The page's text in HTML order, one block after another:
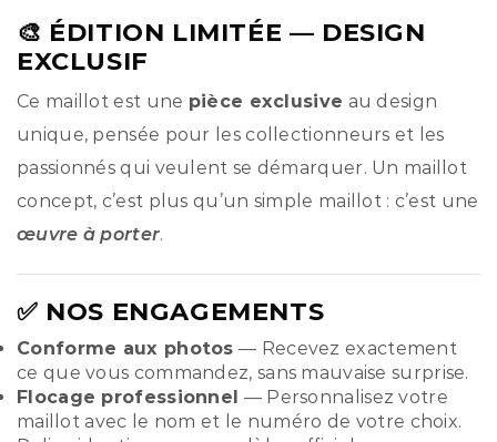
🎨 ÉDITION LIMITÉE — DESIGN
EXCLUSIF
Ce maillot est une pièce exclusive au design
unique, pensée pour les collectionneurs et les
passionnés qui veulent se démarquer. Un maillot
concept, c’est plus qu’un simple maillot : c’est une
œuvre à porter.
✅ NOS ENGAGEMENTS
Conforme aux photos — Recevez exactement
ce que vous commandez, sans mauvaise surprise.
Flocage professionnel — Personnalisez votre
maillot avec le nom et le numéro de votre choix.